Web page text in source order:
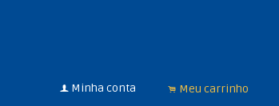
f Minha conta . Meu carrinho